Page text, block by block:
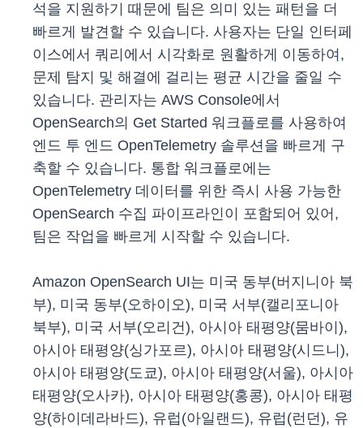
석을 지원하기 때문에 팀은 의미 있는 패턴을 더
빠르게 발견할 수 있습니다. 사용자는 단일 인터페
이스에서 쿼리에서 시각화로 원활하게 이동하여,
문제 탐지 및 해결에 걸리는 평균 시간을 줄일 수
있습니다. 관리자는 AWS Console에서
OpenSearch의 Get Started 워크플로를 사용하여
엔드 투 엔드 OpenTelemetry 솔루션을 빠르게 구
축할 수 있습니다. 통합 워크플로에는
OpenTelemetry 데이터를 위한 즉시 사용 가능한
OpenSearch 수집 파이프라인이 포함되어 있어,
팀은 작업을 빠르게 시작할 수 있습니다.
Amazon OpenSearch UI는 미국 동부(버지니아 북
부), 미국 동부(오하이오), 미국 서부(캘리포니아
북부), 미국 서부(오리건), 아시아 태평양(뭄바이),
아시아 태평양(싱가포르), 아시아 태평양(시드니),
아시아 태평양(도쿄), 아시아 태평양(서울), 아시아
태평양(오사카), 아시아 태평양(홍콩), 아시아 태평
양(하이데라바드), 유럽(아일랜드), 유럽(런던), 유